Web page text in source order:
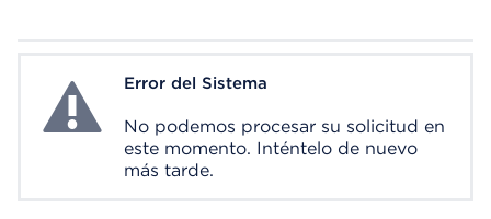
System ErrorError del Sistema
No podemos procesar su solicitud en
este momento. Inténtelo de nuevo
más tarde.